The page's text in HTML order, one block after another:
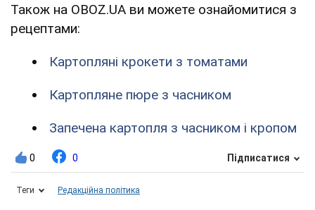
Також на OBOZ.UA ви можете ознайомитися з
рецептами:
Картопляні крокети з томатами
Картопляне пюре з часником
Запечена картопля з часником і кропом
0 0 Підписатися
Теги Редакційна політика